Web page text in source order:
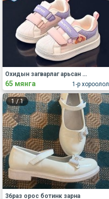
1-р хороолол
Охидын загварлаг арьсан пүүз
65 мянга
1/1
36раз орос ботинк зарна